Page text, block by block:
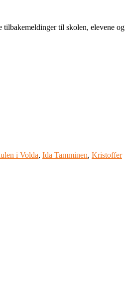
tilbakemeldinger til skolen, elevene og
i Volda, Ida Tamminen, Kristoffer